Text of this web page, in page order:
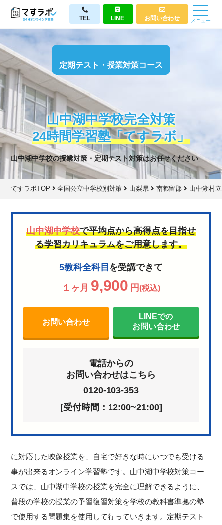
TEL LINE お問い合わせ メニュー
定期テスト・授業対策コース
山中湖中学校完全対策
24時間学習塾「てすラボ」
山中湖中学校の授業対策・定期テスト対策はお任せください
てすラボTOP 全国公立中学校別対策 山梨県 南都留郡 山中湖村
山中湖中学校で平均点から高得点を目指せ
る学習カリキュラムをご用意します。
5教科全科目 を受講できて
１ヶ月 9,900 円(税込)
お問い合わせ
LINEでの
お問い合わせ
電話からの
お問い合わせはこちら
0120-103-353
[受付時間：12:00~21:00]
に対応した映像授業を、自宅で好きな時にいつでも受ける
事が出来るオンライン学習塾です。山中湖中学校対策コー
スでは、山中湖中学校の授業を完全に理解できるように、
普段の学校の授業の予習復習対策を学校の教科書準拠の塾
で使用する問題集を使用して行っていきます。定期テスト